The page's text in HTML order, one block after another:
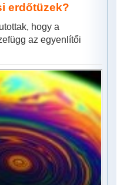
erdőtüzek?
hogy a
az egyenlítői